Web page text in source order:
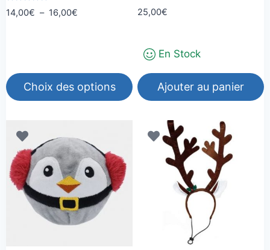
Note
5.00
14,00€ – 16,00€
16,00€
Choix des options
plusieurs
variations.
Les
options
peuvent
25,00€
En Stock
Ajouter au panier